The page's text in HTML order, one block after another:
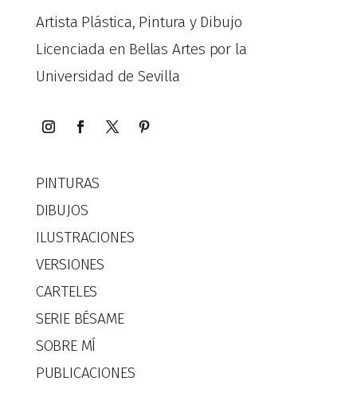
Artista Plástica, Pintura y Dibujo
Licenciada en Bellas Artes por la
Universidad de Sevilla
PINTURAS
DIBUJOS
ILUSTRACIONES
VERSIONES
CARTELES
SERIE BÉSAME
SOBRE MÍ
PUBLICACIONES